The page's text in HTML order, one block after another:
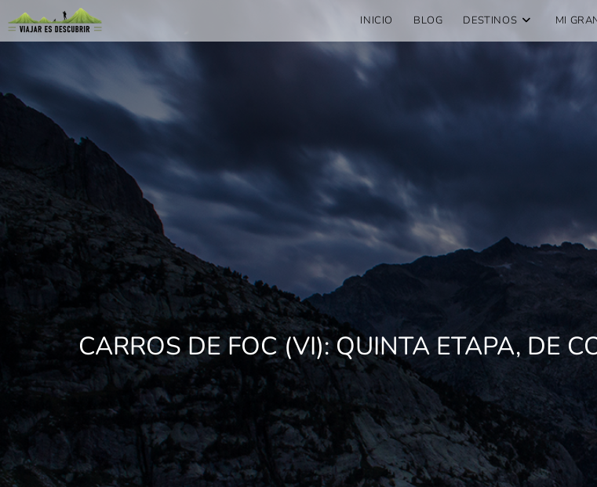
INICIO BLOG DESTINOS MI
CARROS DE FOC (VI): QUINTA ETAPA, DE